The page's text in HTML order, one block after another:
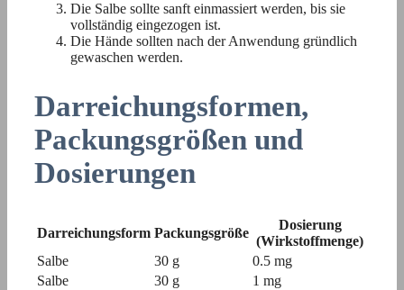
Die Salbe sollte sanft einmassiert werden, bis sie
vollständig eingezogen ist.
Die Hände sollten nach der Anwendung gründlich
gewaschen werden.
Darreichungsformen,
Packungsgrößen und
Dosierungen
Darreichungsform Packungsgröße
Dosierung
(Wirkstoffmenge)
Salbe
30 g
0.5 mg
Salbe
30 g 1 mg